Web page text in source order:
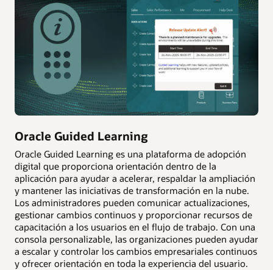
Oracle Guided Learning
Oracle Guided Learning es una plataforma de adopción
digital que proporciona orientación dentro de la
aplicación para ayudar a acelerar, respaldar la ampliación
y mantener las iniciativas de transformación en la nube.
Los administradores pueden comunicar actualizaciones,
gestionar cambios continuos y proporcionar recursos de
capacitación a los usuarios en el flujo de trabajo. Con una
consola personalizable, las organizaciones pueden ayudar
a escalar y controlar los cambios empresariales continuos
y ofrecer orientación en toda la experiencia del usuario.